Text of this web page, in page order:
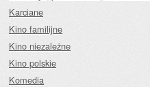
Karciane
Kino familijne
Kino niezależne
Kino polskie
Komedia